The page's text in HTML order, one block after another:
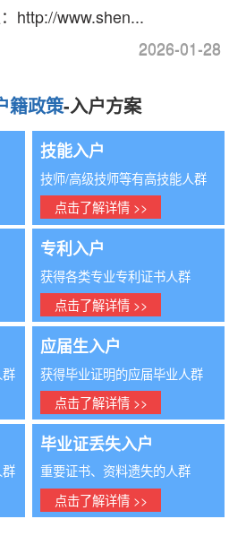
http://www.shen...
2026-01-28
2026-01-28
籍政策-入户方案
技能入户
技师/高级技师等有高技能人群
点击了解详情 >>
专利入户
获得各类专业专利证书人群
点击了解详情 >>
应届生入户
获得毕业证明的应届毕业人群
点击了解详情 >>
毕业证丢失入户
重要证书、资料遗失的人群
点击了解详情 >>